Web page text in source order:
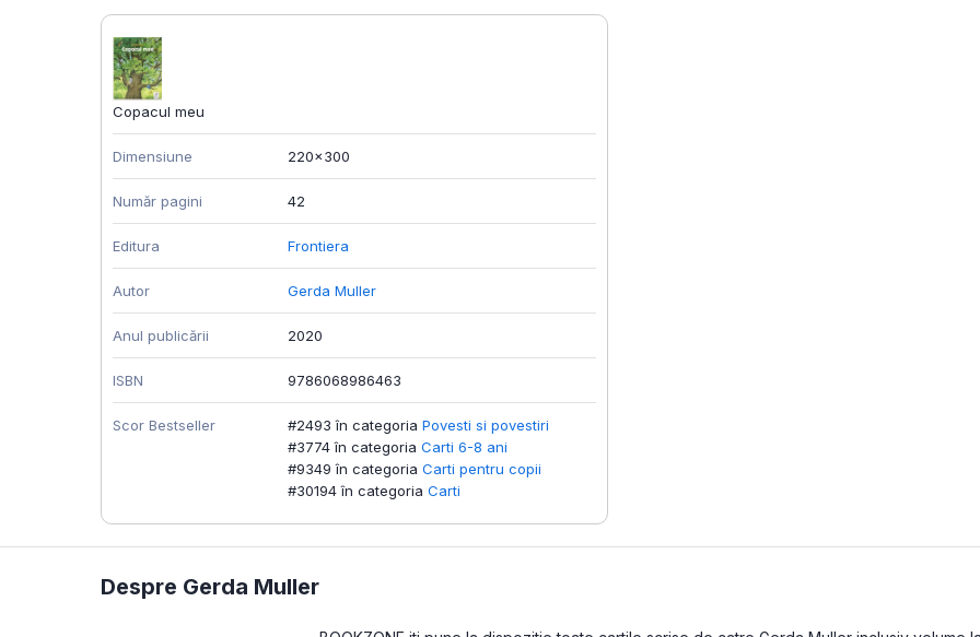
Copacul meu
Dimensiune 220x300
Număr pagini 42
Editura Frontiera
Autor Gerda Muller
Anul publicării 2020
ISBN 9786068986463
Scor Bestseller #2493 în categoria Povesti si povestiri
#3774 în categoria Carti 6-8 ani
#9349 în categoria Carti pentru copii
#30194 în categoria Carti
Despre Gerda Muller